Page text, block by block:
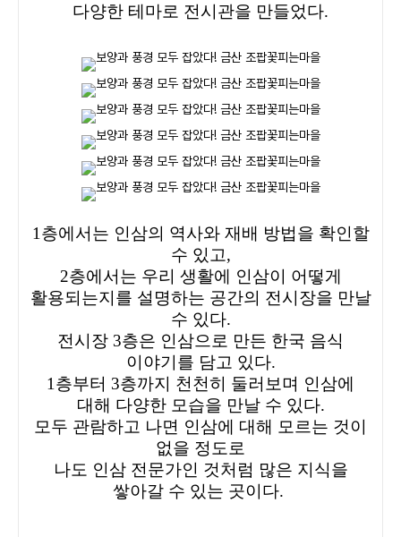
다양한 테마로 전시관을 만들었다.
1층에서는 인삼의 역사와 재배 방법을 확인할
수 있고,
2층에서는 우리 생활에 인삼이 어떻게
활용되는지를 설명하는 공간의 전시장을 만날
수 있다.
전시장 3층은 인삼으로 만든 한국 음식
이야기를 담고 있다.
1층부터 3층까지 천천히 둘러보며 인삼에
대해 다양한 모습을 만날 수 있다.
모두 관람하고 나면 인삼에 대해 모르는 것이
없을 정도로
나도 인삼 전문가인 것처럼 많은 지식을
쌓아갈 수 있는 곳이다.